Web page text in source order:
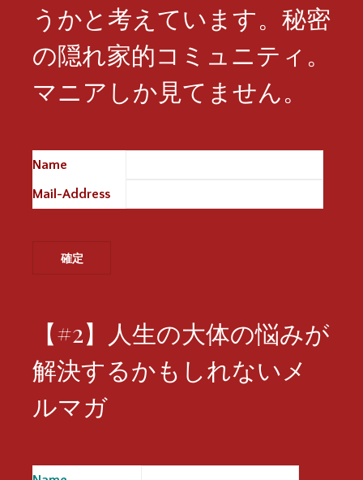
うかと考えています。秘密
の隠れ家的コミュニティ。
マニアしか見てません。
Name
Mail-Address
【#2】人生の大体の悩みが
解決するかもしれないメ
ルマガ